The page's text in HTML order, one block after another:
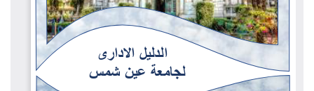
هيئة التدريس
الدراسات العليا
الخريجين